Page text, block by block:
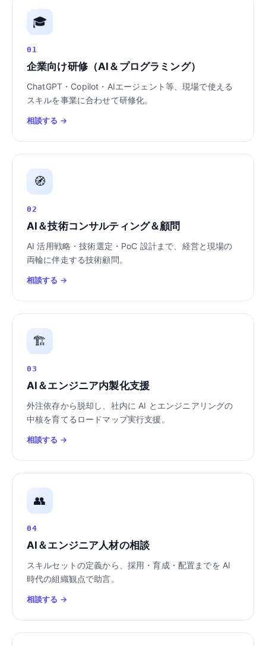
🎓
01
企業向け研修（AI＆プログラミング）
ChatGPT・Copilot・AIエージェント等、現場で使える
スキルを事業に合わせて研修化。
相談する →
🧭
02
AI＆技術コンサルティング＆顧問
AI 活用戦略・技術選定・PoC 設計まで、経営と現場の
両輪に伴走する技術顧問。
相談する →
🏗️
03
AI＆エンジニア内製化支援
外注依存から脱却し、社内に AI とエンジニアリングの
中核を育てるロードマップ実行支援。
相談する →
👥
04
AI＆エンジニア人材の相談
スキルセットの定義から、採用・育成・配置までを AI
時代の組織観点で助言。
相談する →